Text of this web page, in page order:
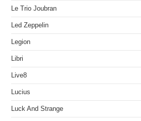
Le Trio Joubran
Led Zeppelin
Legion
Libri
Live8
Lucius
Luck And Strange